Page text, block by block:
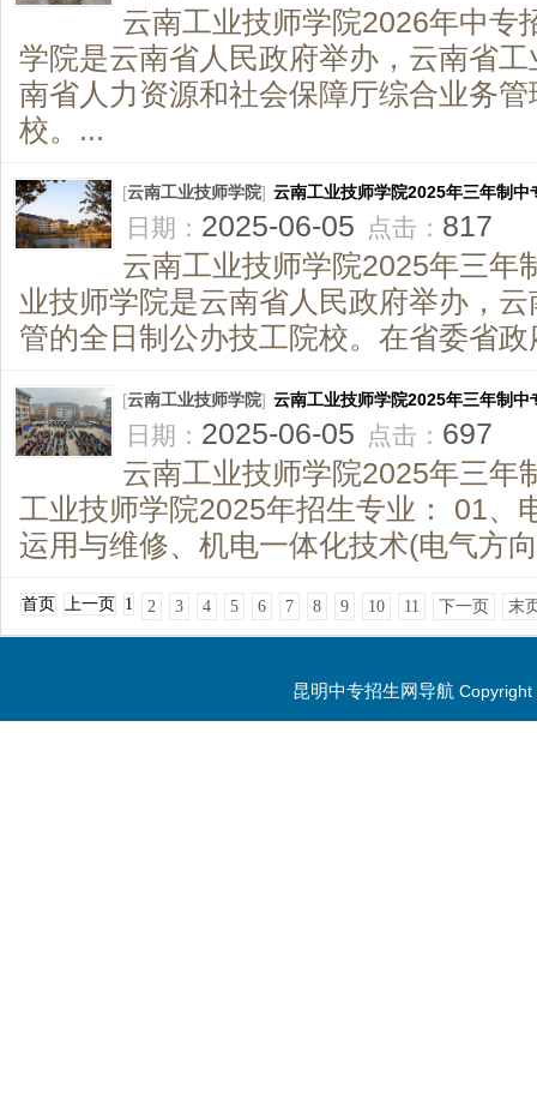
云南工业技师学院2026年中专
学院是云南省人民政府举办，云南省
南省人力资源和社会保障厅综合业务
校。...
[云南工业技师学院] 云南工业技师学院2025年三年制中
日期： 2025-06-05 点击： 817
云南工业技师学院2025年三年
业技师学院是云南省人民政府举办，
管的全日制公办技工院校。在省委省
[云南工业技师学院] 云南工业技师学院2025年三年制中
日期： 2025-06-05 点击： 697
云南工业技师学院2025年三年
工业技师学院2025年招生专业： 01、
运用与维修、机电一体化技术(电气方
首页 上一页 1 2 3 4 5 6 7 8 9 10 11 下一页 末
昆明中专招生网导航 Copyright